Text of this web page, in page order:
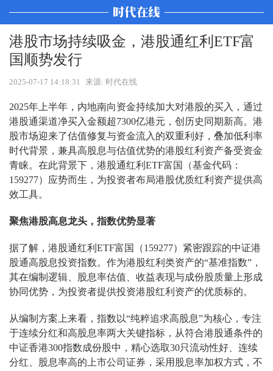
港股市场持续吸金，港股通红利ETF富
国顺势发行
2025-07-17 14:18:31 来源: 时代在线
2025年上半年，内地南向资金持续加大对港股的买入，通过
港股通渠道净买入金额超7300亿港元，创历史同期新高。港
股市场迎来了估值修复与资金流入的双重利好，叠加低利率
时代背景，兼具高股息与估值优势的港股红利资产备受资金
青睐。在此背景下，港股通红利ETF富国（基金代码：
159277）应势而生，为投资者布局港股优质红利资产提供高
效工具。
聚焦港股高息龙头，指数优势显著
据了解，港股通红利ETF富国（159277）紧密跟踪的中证港
股通高股息投资指数。作为港股红利类资产的“基准指数”，
其在编制逻辑、股息率估值、收益表现与成份股质量上形成
协同优势，为投资者提供投资港股红利资产的优质标的。
从编制方案上来看，指数以“纯粹追求高股息”为核心，专注
于连续分红和高股息率两大关键指标，从符合港股通条件的
中证香港300指数成份股中，精心选取30只流动性好、连续
分红、股息率高的上市公司证券，采用股息率加权方式，不